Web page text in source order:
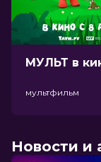
мультфильм
Новости и